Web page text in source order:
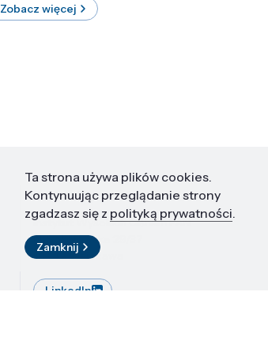
Zobacz więcej
Kontakt
Instytut Wysokich Ciśnień PAN
ul. Sokołowska 29/37
01-142 Warszawa
LinkedIn
Ta strona używa plików cookies.
Kontynuując przeglądanie strony
zgadzasz się z polityką prywatności.
Zamknij